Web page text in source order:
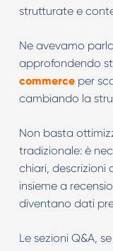
strutturate e
Ne avevamo
approfondendo
commerceper
cambiando la
Non basta
tradizionale: è
chiari, descrizioni
insieme a
diventano dati
Le sezioni Q&A,